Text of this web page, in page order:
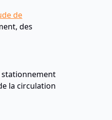
de
des
stationnement
la circulation